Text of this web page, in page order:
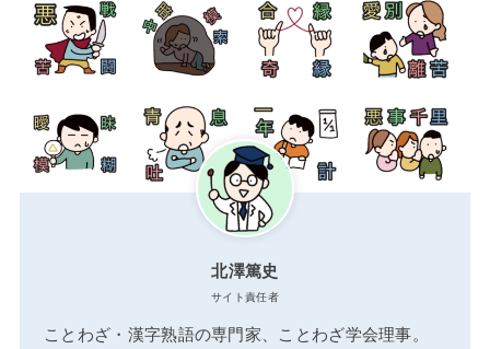
北澤篤史
サイト責任者
ことわざ・漢字熟語の専門家、ことわざ学会理事。